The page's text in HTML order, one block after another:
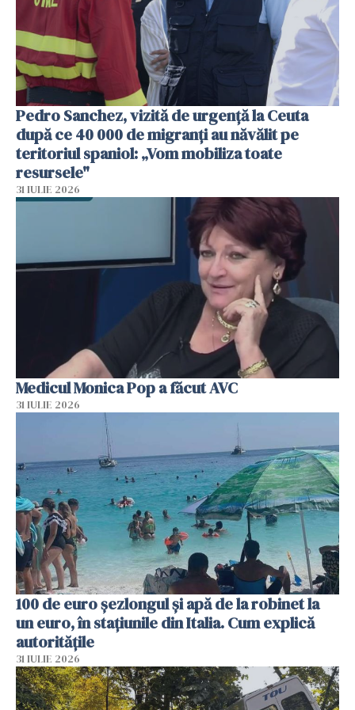
Pedro Sanchez, vizită de urgență la Ceuta
după ce 40 000 de migranți au năvălit pe
teritoriul spaniol: „Vom mobiliza toate
resursele"
31 IULIE 2026
Medicul Monica Pop a făcut AVC
31 IULIE 2026
100 de euro șezlongul și apă de la robinet la
un euro, în stațiunile din Italia. Cum explică
autoritățile
31 IULIE 2026